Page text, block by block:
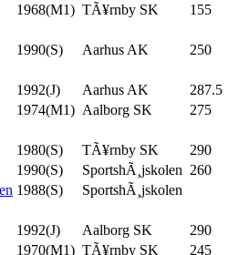
1968(M1) TÃ¥rnby SK 155
1990(S) Aarhus AK 250
1992(J) Aarhus AK
287.5
1974(M1) Aalborg SK 275
1980(S) TÃ¥rnby SK 290
1990(S) SportshÃ¸jskolen 260
1988(S)
SportshÃ¸jskolen
1992(J) Aalborg SK 290
1970(M1) TÃ¥rnby SK 245